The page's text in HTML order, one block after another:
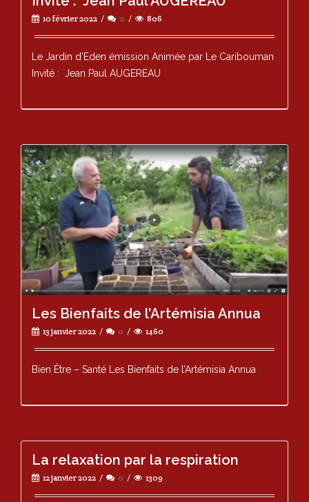
10 février 2022 0 806
Le Jardin d’Eden émission Animée par Le Caribouman
Invité : Jean Paul AUGEREAU
Les Bienfaits de l’Artémisia Annua
13 janvier 2022 0 1460
Bien Être – Santé Les Bienfaits de l’Artémisia Annua
La relaxation par la respiration
12 janvier 2022 0 1309